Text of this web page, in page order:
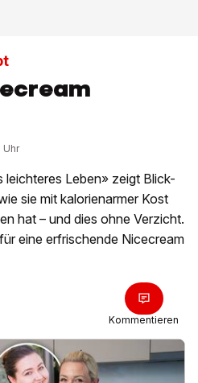
Uhr
leichteres Leben» zeigt Blick-
sie mit kalorienarmer Kost
hat – und dies ohne Verzicht.
eine erfrischende Nicecream
Kommentieren